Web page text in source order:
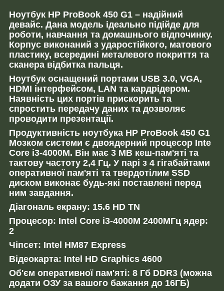
Ноутбук HP ProBook 450 G1 – надійний
девайс. Дана модель ідеально підійде для
роботи, навчання та домашнього відпочинку.
Корпус виконаний з ударостійкого, матового
пластику, всередині металевого покриття та
сканера відбитка пальця.
Ноутбук оснащений портами USB 3.0, VGA,
HDMI інтерфейсом, LAN та кардрідером.
Наявність цих портів прискорить та
спростить передачу даних та дозволяє
проводити презентації.
Продуктивність ноутбука HP ProBook 450 G1
Мозком системи є двоядерний процесор Inte
Core i3-4000M. Він має 3 MB кеш-пам'яті та
тактову частоту 2,4 Гц. У парі з 4 гігабайтами
оперативної пам'яті та твердотілим SSD
диском виконає будь-які поставлені перед
ним завдання.
Діагональ екрану: 15.6 HD TN
Процесор: Intel Core i3-4000M 2400МГц ядер:
2
Чіпсет: Intel HM87 Express
Відеокарта: Intel HD Graphics 4600
Об'єм оперативної пам'яті: 8 Гб DDR3 (можна
додати ОЗУ за вашого бажання до 16ГБ)